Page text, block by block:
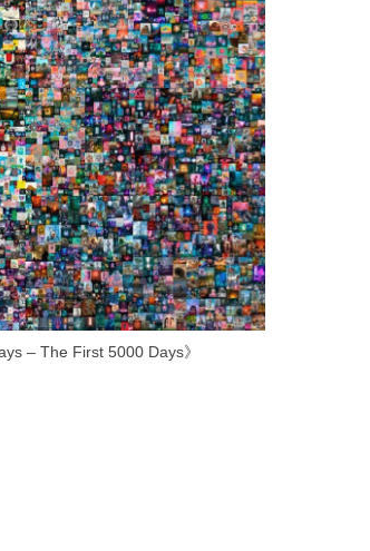
– The First 5000 Days》